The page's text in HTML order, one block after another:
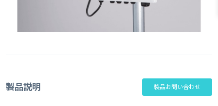
製品説明 製品お問い合わせ